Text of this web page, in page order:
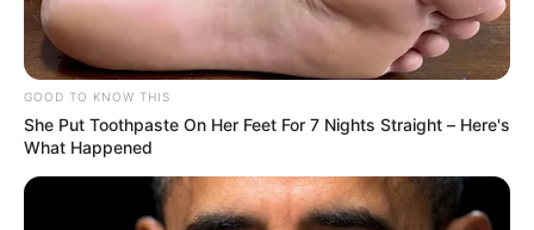
Instagram @aidavictoriam
Por:Paula Ruiz
Octubre 18, 2022
GOOD TO KNOW THIS
She Put Toothpaste On Her Feet For 7 Nights Straight – Here's
What Happened